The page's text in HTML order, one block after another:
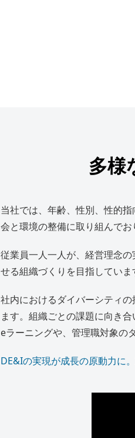
多様
当社では、年齢、性別、性的
会と環境の整備に取り組んで
従業員一人一人が、経営理念
せる組織づくりを目指していま
社内におけるダイバーシティ
ます。組織ごとの課題に向き
eラーニングや、管理職対象の
DE&Iの実現が成長の原動力に